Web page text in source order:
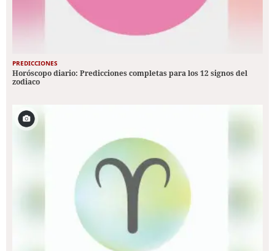
PREDICCIONES
Horóscopo diario: Predicciones completas para los 12 signos del
zodiaco